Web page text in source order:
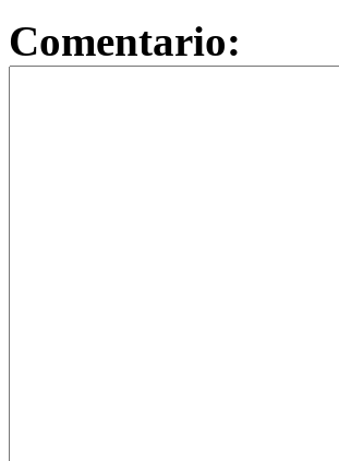
Comentario: